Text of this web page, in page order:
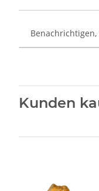
Kunden